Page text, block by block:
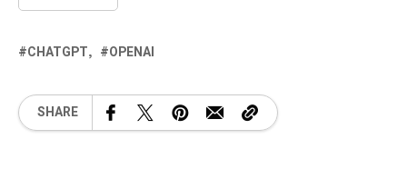
CHATGPT OPENAI
SHARE